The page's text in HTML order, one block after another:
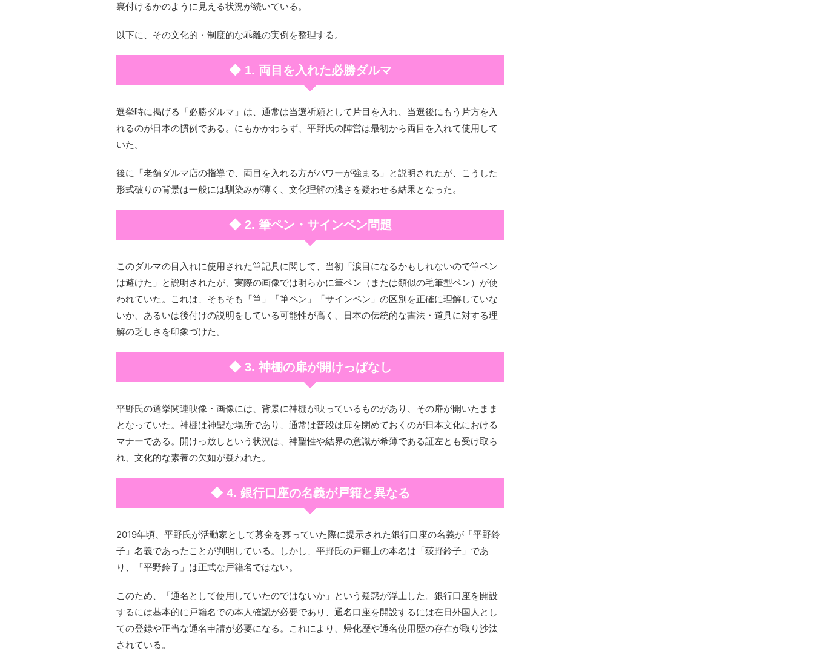
裏付けるかのように見える状況が続いている。
以下に、その文化的・制度的な乖離の実例を整理する。
◆ 1. 両目を入れた必勝ダルマ
選挙時に掲げる「必勝ダルマ」は、通常は当選祈願として片目を入れ、当選後にもう片方を入
れるのが日本の慣例である。にもかかわらず、平野氏の陣営は最初から両目を入れて使用して
いた。
後に「老舗ダルマ店の指導で、両目を入れる方がパワーが強まる」と説明されたが、こうした
形式破りの背景は一般には馴染みが薄く、文化理解の浅さを疑わせる結果となった。
◆ 2. 筆ペン・サインペン問題
このダルマの目入れに使用された筆記具に関して、当初「涙目になるかもしれないので筆ペン
は避けた」と説明されたが、実際の画像では明らかに筆ペン（または類似の毛筆型ペン）が使
われていた。これは、そもそも「筆」「筆ペン」「サインペン」の区別を正確に理解していな
いか、あるいは後付けの説明をしている可能性が高く、日本の伝統的な書法・道具に対する理
解の乏しさを印象づけた。
◆ 3. 神棚の扉が開けっぱなし
平野氏の選挙関連映像・画像には、背景に神棚が映っているものがあり、その扉が開いたまま
となっていた。神棚は神聖な場所であり、通常は普段は扉を閉めておくのが日本文化における
マナーである。開けっ放しという状況は、神聖性や結界の意識が希薄である証左とも受け取ら
れ、文化的な素養の欠如が疑われた。
◆ 4. 銀行口座の名義が戸籍と異なる
2019年頃、平野氏が活動家として募金を募っていた際に提示された銀行口座の名義が「平野鈴
子」名義であったことが判明している。しかし、平野氏の戸籍上の本名は「荻野鈴子」であ
り、「平野鈴子」は正式な戸籍名ではない。
このため、「通名として使用していたのではないか」という疑惑が浮上した。銀行口座を開設
するには基本的に戸籍名での本人確認が必要であり、通名口座を開設するには在日外国人とし
ての登録や正当な通名申請が必要になる。これにより、帰化歴や通名使用歴の存在が取り沙汰
されている。